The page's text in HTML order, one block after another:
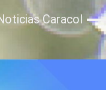
Caracol